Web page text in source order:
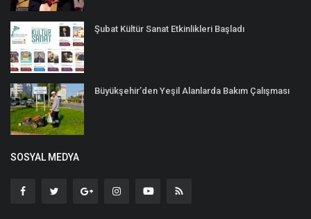
Şubat Kültür Sanat Etkinlikleri Başladı
Büyükşehir’den Yeşil Alanlarda Bakım Çalışması
SOSYAL MEDYA